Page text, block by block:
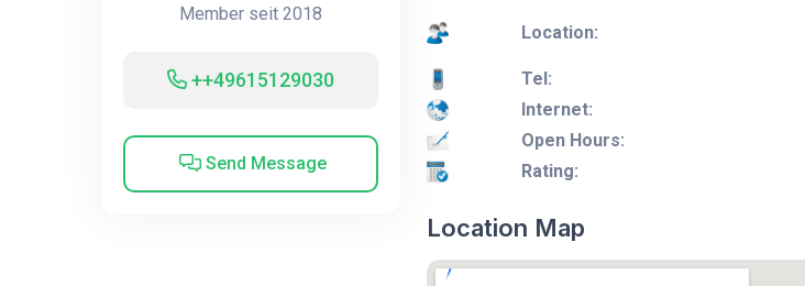
Member seit 2018
++49615129030
Send Message
Location:
Tel:
Internet:
Open Hours:
Rating:
Location Map